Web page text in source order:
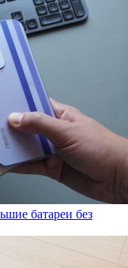
батареи без